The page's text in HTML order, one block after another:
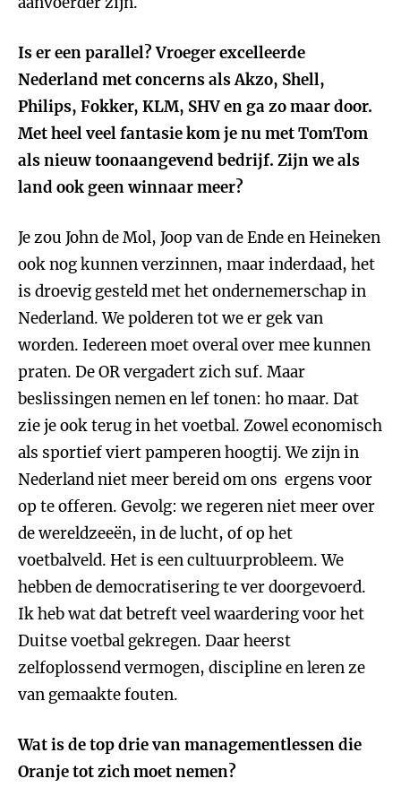
Is er een parallel? Vroeger excelleerde
Nederland met concerns als Akzo, Shell,
Philips, Fokker, KLM, SHV en ga zo maar door.
Met heel veel fantasie kom je nu met TomTom
als nieuw toonaangevend bedrijf. Zijn we als
land ook geen winnaar meer?
Je zou John de Mol, Joop van de Ende en Heineken
ook nog kunnen verzinnen, maar inderdaad, het
is droevig gesteld met het ondernemerschap in
Nederland. We polderen tot we er gek van
worden. Iedereen moet overal over mee kunnen
praten. De OR vergadert zich suf. Maar
beslissingen nemen en lef tonen: ho maar. Dat
zie je ook terug in het voetbal. Zowel economisch
als sportief viert pamperen hoogtij. We zijn in
Nederland niet meer bereid om ons ergens voor
op te offeren. Gevolg: we regeren niet meer over
de wereldzeeën, in de lucht, of op het
voetbalveld. Het is een cultuurprobleem. We
hebben de democratisering te ver doorgevoerd.
Ik heb wat dat betreft veel waardering voor het
Duitse voetbal gekregen. Daar heerst
zelfoplossend vermogen, discipline en leren ze
van gemaakte fouten.
Wat is de top drie van managementlessen die
Oranje tot zich moet nemen?